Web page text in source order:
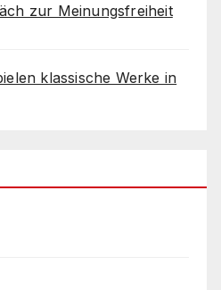
zur Meinungsfreiheit
klassische Werke in